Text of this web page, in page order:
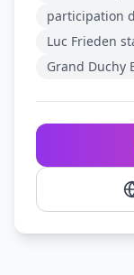
participation
Luc Frieden
Grand Duchy